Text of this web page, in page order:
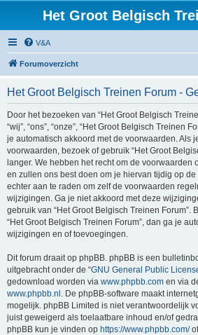
Het Groot Belgisch
V&A
Forumoverzicht
Het Groot Belgisch Treinen Forum -
Door het bezoeken van “Het Groot Belgisch
“wij”, “ons”, “onze”, “Het Groot Belgisch Treinen
je automatisch akkoord met de voorwaarden. Als
voorwaarden, bezoek of gebruik “Het Groot
langer. We hebben het recht om de voorwaarden
en zullen ons best doen om je hiervan tijdig op
echter aan te raden om zelf de voorwaarden
wijzigingen. Ga je niet akkoord met deze
gebruik van “Het Groot Belgisch Treinen Forum”.
“Het Groot Belgisch Treinen Forum”, dan ga je
wijzigingen en of toevoegingen.
Dit forum draait op phpBB. phpBB is een
uitgebracht onder de “GNU General Public
gedownload worden via www.phpbb.com en via
www.phpbb.nl . De phpBB-software maakt
mogelijk. phpBB Limited is niet verantwoordelijk
juist geweigerd als toelaatbare inhoud en/of
phpBB kun je vinden op https://www.phpbb.com/